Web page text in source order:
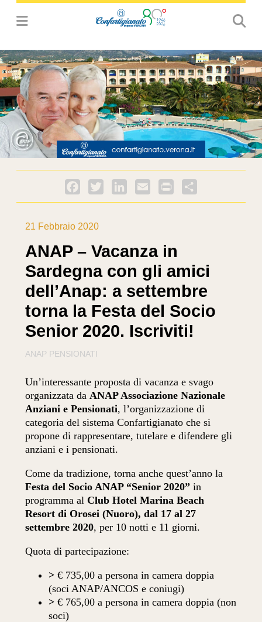
Facebook
Twitter LinkedInEmail PrintFriendly
21 Febbraio 2020
ANAP – Vacanza in
Sardegna con gli amici
dell’Anap: a settembre
torna la Festa del Socio
Senior 2020. Iscriviti!
ANAP PENSIONATI
Un’interessante proposta di vacanza e svago
organizzata da ANAP Associazione Nazionale
Anziani e Pensionati, l’organizzazione di
categoria del sistema Confartigianato che si
propone di rappresentare, tutelare e difendere gli
anziani e i pensionati.
Come da tradizione, torna anche quest’anno la
Festa del Socio ANAP “Senior 2020” in
programma al Club Hotel Marina Beach
Resort di Orosei (Nuoro), dal 17 al 27
settembre 2020, per 10 notti e 11 giorni.
Quota di partecipazione:
> € 735,00 a persona in camera doppia
(soci ANAP/ANCOS e coniugi)
> € 765,00 a persona in camera doppia (non
soci)